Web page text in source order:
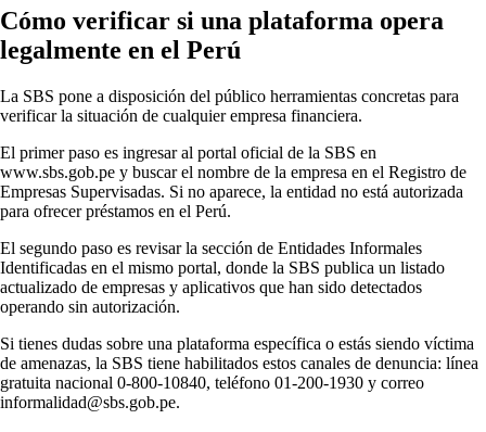
Cómo verificar si una plataforma opera
legalmente en el Perú
La SBS pone a disposición del público herramientas concretas para
verificar la situación de cualquier empresa financiera.
El primer paso es ingresar al portal oficial de la SBS en
www.sbs.gob.pe y buscar el nombre de la empresa en el Registro de
Empresas Supervisadas. Si no aparece, la entidad no está autorizada
para ofrecer préstamos en el Perú.
El segundo paso es revisar la sección de Entidades Informales
Identificadas en el mismo portal, donde la SBS publica un listado
actualizado de empresas y aplicativos que han sido detectados
operando sin autorización.
Si tienes dudas sobre una plataforma específica o estás siendo víctima
de amenazas, la SBS tiene habilitados estos canales de denuncia: línea
gratuita nacional 0-800-10840, teléfono 01-200-1930 y correo
informalidad@sbs.gob.pe.